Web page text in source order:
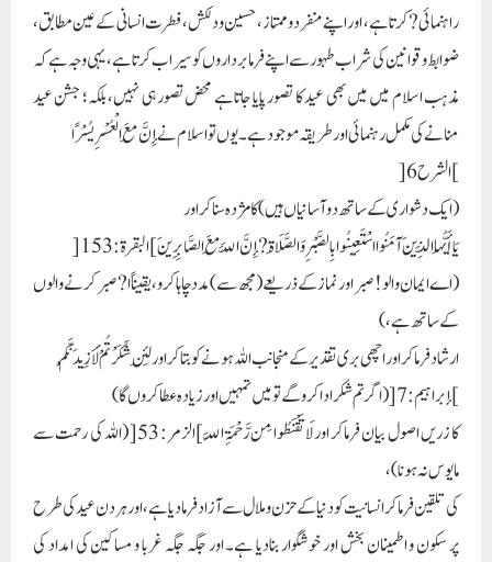
راہنمائی? کرتا ہے، اور اپنے منفرد و ممتاز، حسین و دلکش، فطرت انسانی کے عین مطابق،
ضوابط و قوانین کی شراب طہور سے اپنے فرمابرداروں کو سیراب کرتاہے، یہی وجہ ہے کہ
مذہب اسلام میں میں بھی عید کا تصور پایا جاتاہے محض تصور ہی نہیں، بلکہ؛ جشن عید
منانے کی مکمل رہنمائی اور طریقہ موجود ہے۔ یوں تو اسلام نے إِنَّ مَعَ الْعُسْرِ یُسْرًا
]الشرح 6[
(ایک دشواری کے ساتھ دو آسانیاں ہیں) کا مژدہ سناکر اور
یَا أَیُّہَا الَّذِینَ آمَنُوا اسْتَعِینُوا بِالصَّبْرِ وَالصَّلَاۃِ ? إِنَّ اللَّہَ مَعَ الصَّابِرِینَ ] البقرۃ: 153[
(اے ایمان والو! صبر اور نماز کے ذریعے (مجھ سے) مدد چاہا کرو، یقیناً ا? صبر کرنے والوں
کے ساتھ ہے،)
ارشاد فرما کر اور اچھی بری تقدیر کے منجانب اللہ ہونے کو بتاکر اور لَئِن شَکَرْتُمْ لَأَزِیدَنَّکُمْ
]إبراہیم:7[ (اگر تم شکر ادا کرو گے تو میں تمہیں اور زیادہ عطا کروں گا)
کا زریں اصول بیان فرماکر اور لَا تَقْنَطُوا مِن رَّحْمَۃِ اللَّہِ ]الزمر: 53[ (اللہ کی رحمت سے
مایوس نہ ہونا)،
کی تلقین فرماکر انسانیت کو دنیا کے حزن و ملال سے آزاد فرمادیا ہے، اور ہر دن عید کی طرح
پر سکون و اطمینان بخش اور خوشگوار بنادیا ہے۔ اور جگہ جگہ غربا و مساکین کی امداد کی